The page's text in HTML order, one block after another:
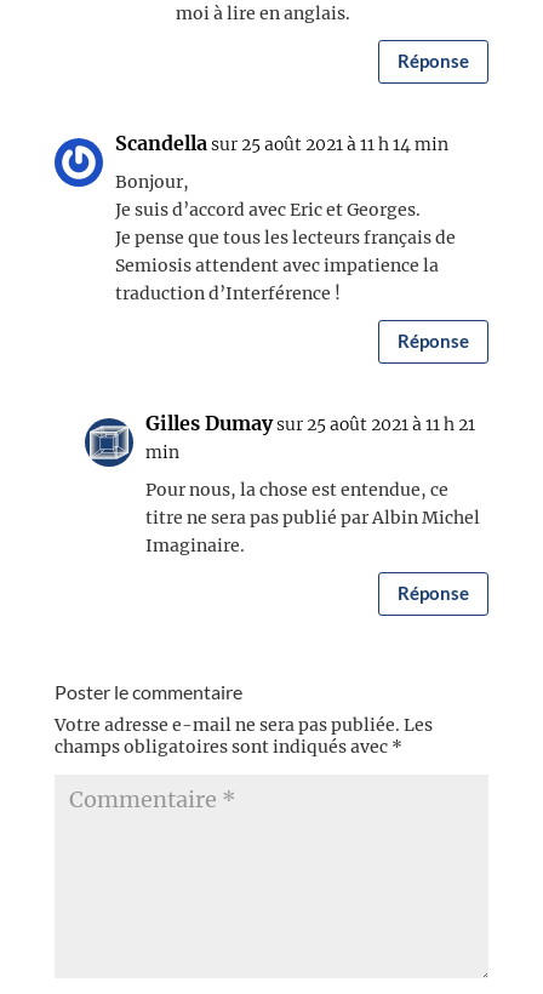
moi à lire en anglais.
Réponse
Scandella sur 25 août 2021 à 11 h 14 min
Bonjour,
Je suis d’accord avec Eric et Georges.
Je pense que tous les lecteurs français de
Semiosis attendent avec impatience la
traduction d’Interférence !
Réponse
Gilles Dumaysur 25 août 2021 à 11 h 21
min
Pour nous, la chose est entendue, ce
titre ne sera pas publié par Albin Michel
Imaginaire.
Réponse
Poster le commentaire
Votre adresse e-mail ne sera pas publiée. Les
champs obligatoires sont indiqués avec *